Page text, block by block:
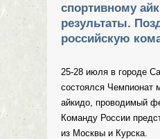
спортивному
результаты.
российскую
25-28 июля в городе
состоялся Чемпионат
айкидо, проводимый
Команду России
из Москвы и Курска.